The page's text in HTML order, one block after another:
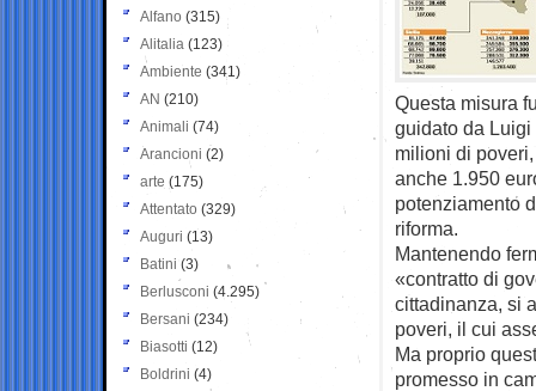
Questa misura
guidato da
milioni di
anche 1.950
potenziamento
riforma.
Mantenendo
«contratto di
cittadinanza, si
poveri, il cui
Ma proprio
promesso in
Alfano (315)
Alitalia (123)
Ambiente (341)
AN (210)
Animali (74)
Arancioni (2)
arte (175)
Attentato (329)
Auguri (13)
Batini (3)
Berlusconi (4.295)
Bersani (234)
Biasotti (12)
Boldrini (4)